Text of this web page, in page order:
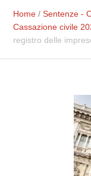
Home /Sentenze -
Cassazione civile
registro delle